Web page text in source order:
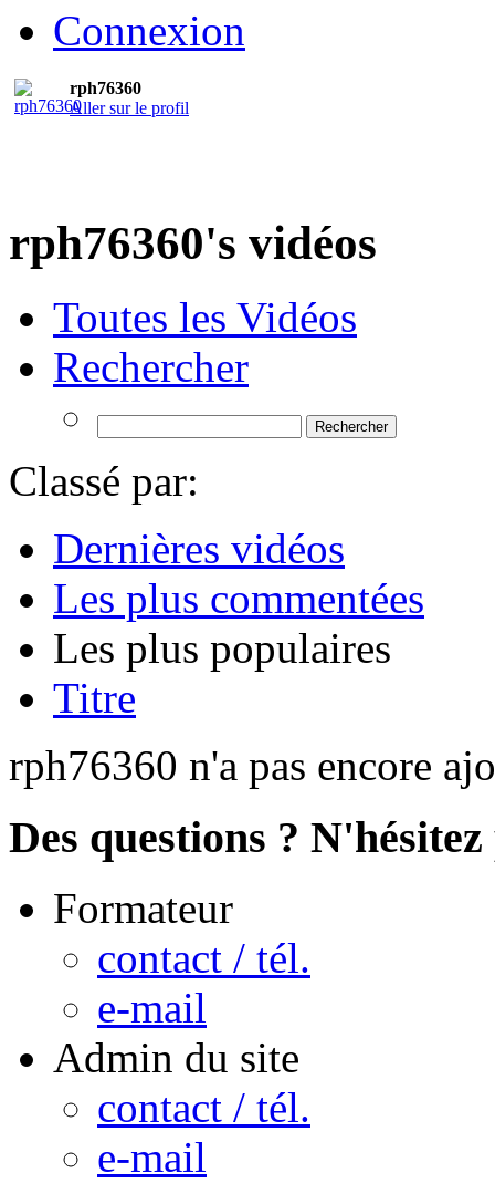
Connexion
rph76360
Aller sur le profil
rph76360's vidéos
Toutes les Vidéos
Rechercher
Classé par:
Dernières vidéos
Les plus commentées
Les plus populaires
Titre
rph76360 n'a pas encore
Des questions ?
Formateur
contact / tél.
e-mail
Admin du site
contact / tél.
e-mail